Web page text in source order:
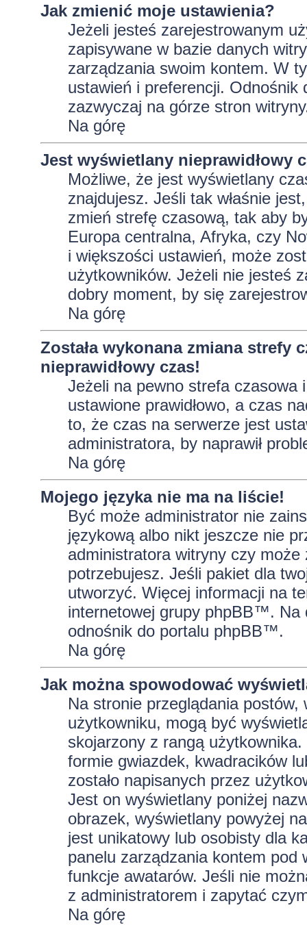
Jak zmienić moje ustawienia?
Jeżeli jesteś zarejestrowanym
zapisywane w bazie danych
zarządzania swoim kontem. W
ustawień i preferencji.
zazwyczaj na górze stron
Na górę
Jest wyświetlany nieprawidłowy
Możliwe, że jest wyświetlany
znajdujesz. Jeśli tak właśnie
zmień strefę czasową, tak aby
Europa centralna, Afryka, czy
i większości ustawień, może
użytkowników. Jeżeli nie jesteś
dobry moment, by się
Na górę
Została wykonana zmiana strefy
nieprawidłowy czas!
Jeżeli na pewno strefa czasowa
ustawione prawidłowo, a czas
to, że czas na serwerze jest
administratora, by naprawił
Na górę
Mojego języka nie ma na liście!
Być może administrator nie
językową albo nikt jeszcze nie
administratora witryny czy
potrzebujesz. Jeśli pakiet dla
utworzyć. Więcej informacji na
internetowej grupy phpBB™. Na
odnośnik do portalu phpBB™.
Na górę
Jak można spowodować
Na stronie przeglądania
użytkowniku, mogą być
skojarzony z rangą
formie gwiazdek, kwadracików
zostało napisanych przez
Jest on wyświetlany poniżej
obrazek, wyświetlany powyżej
jest unikatowy lub osobisty dla
panelu zarządzania kontem pod
funkcje awatarów. Jeśli nie
z administratorem i zapytać
Na górę